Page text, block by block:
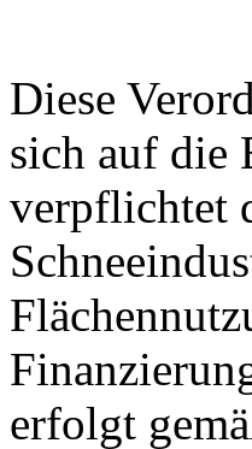
Diese
sich auf die
verpflichtet
erfolgt